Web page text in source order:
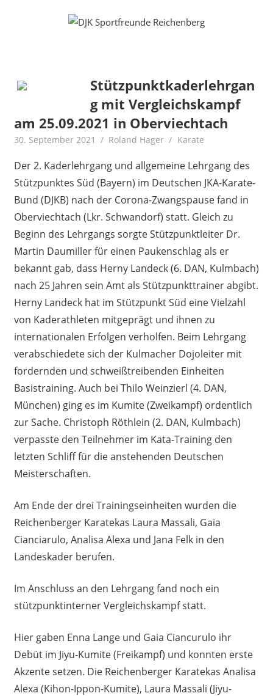
DJK
Reichenberg
Radfahren
Rollkunstlauf
Stützpunktkaderlehrgan
g mit Vergleichskampf
am 25.09.2021 in Oberviechtach
30. September 2021 Roland Hager Karate
Der 2. Kaderlehrgang und allgemeine Lehrgang des
Stützpunktes Süd (Bayern) im Deutschen JKA-Karate-
Bund (DJKB) nach der Corona-Zwangspause fand in
Oberviechtach (Lkr. Schwandorf) statt. Gleich zu
Beginn des Lehrgangs sorgte Stützpunktleiter Dr.
Martin Daumiller für einen Paukenschlag als er
bekannt gab, dass Herny Landeck (6. DAN, Kulmbach)
nach 25 Jahren sein Amt als Stützpunkttrainer abgibt.
Herny Landeck hat im Stützpunkt Süd eine Vielzahl
von Kaderathleten mitgeprägt und ihnen zu
internationalen Erfolgen verholfen. Beim Lehrgang
verabschiedete sich der Kulmacher Dojoleiter mit
fordernden und schweißtreibenden Einheiten
Basistraining. Auch bei Thilo Weinzierl (4. DAN,
München) ging es im Kumite (Zweikampf) ordentlich
zur Sache. Christoph Röthlein (2. DAN, Kulmbach)
verpasste den Teilnehmer im Kata-Training den
letzten Schliff für die anstehenden Deutschen
Meisterschaften.
Am Ende der drei Trainingseinheiten wurden die
Reichenberger Karatekas Laura Massali, Gaia
Cianciarulo, Analisa Alexa und Jana Felk in den
Landeskader berufen.
Im Anschluss an den Lehrgang fand noch ein
stützpunktinterner Vergleichskampf statt.
Hier gaben Enna Lange und Gaia Ciancurulo ihr
Debüt im Jiyu-Kumite (Freikampf) und konnten erste
Akzente setzen. Die Reichenberger Karatekas Analisa
Alexa (Kihon-Ippon-Kumite), Laura Massali (Jiyu-